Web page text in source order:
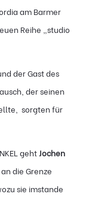
am Barmer
Reihe „studio
der Gast des
der seinen
sorgten für
gehtJochen
die Grenze
sie imstande